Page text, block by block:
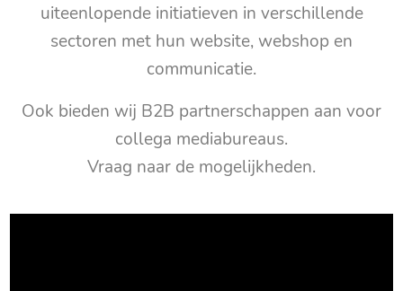
uiteenlopende initiatieven in verschillende
sectoren met hun website, webshop en
communicatie.
Ook bieden wij B2B partnerschappen aan voor
collega mediabureaus.
Vraag naar de mogelijkheden.